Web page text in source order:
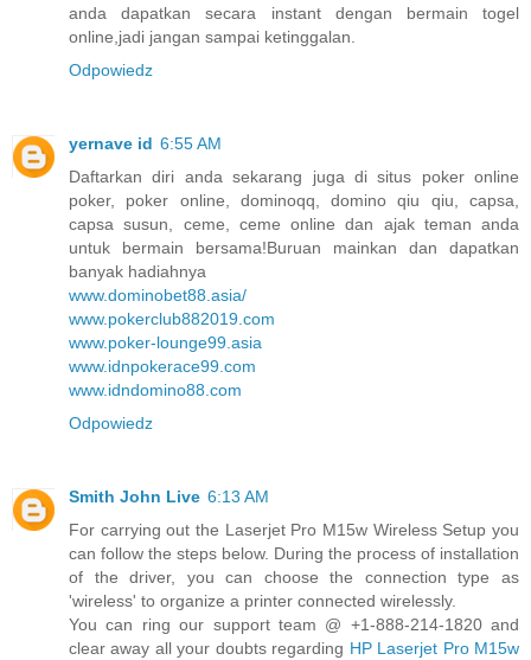
anda dapatkan secara instant dengan bermain togel
online,jadi jangan sampai ketinggalan.
Odpowiedz
yernave id 6:55 AM
Daftarkan diri anda sekarang juga di situs poker online
poker, poker online, dominoqq, domino qiu qiu, capsa,
capsa susun, ceme, ceme online dan ajak teman anda
untuk bermain bersama!Buruan mainkan dan dapatkan
banyak hadiahnya
www.dominobet88.asia/
www.pokerclub882019.com
www.poker-lounge99.asia
www.idnpokerace99.com
www.idndomino88.com
Odpowiedz
Smith John Live 6:13 AM
For carrying out the Laserjet Pro M15w Wireless Setup you
can follow the steps below. During the process of installation
of the driver, you can choose the connection type as
'wireless' to organize a printer connected wirelessly.
You can ring our support team @ +1-888-214-1820 and
clear away all your doubts regarding HP Laserjet Pro M15w